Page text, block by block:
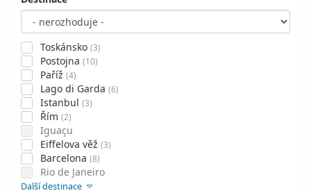
Toskánsko (3)
Postojna (10)
Paříž (4)
Lago di Garda (6)
Istanbul (3)
Řím (2)
Iguaçu
Eiffelova věž (3)
Barcelona (8)
Rio de Janeiro
Další destinace